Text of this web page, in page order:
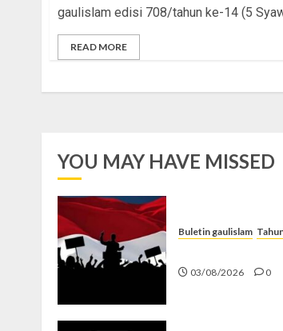
gaulislam edisi 708/tahun ke-14 (5
READ MORE
YOU MAY HAVE MISSED
Buletin gaulislam
03/08/2026 0